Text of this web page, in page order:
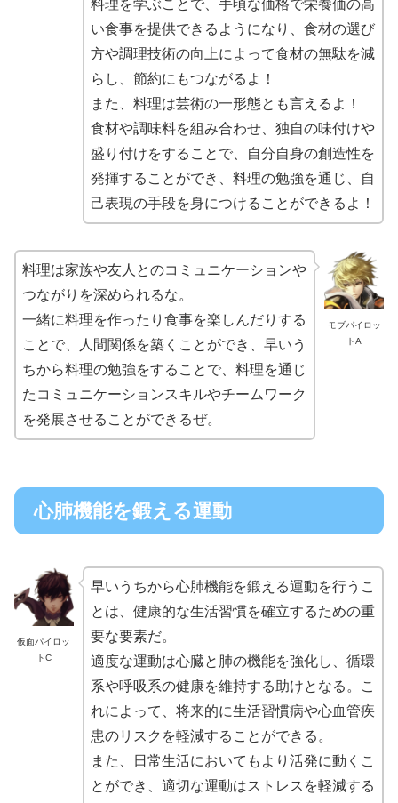
料理を学ぶことで、手頃な価格で栄養価の高
い食事を提供できるようになり、食材の選び
方や調理技術の向上によって食材の無駄を減
らし、節約にもつながるよ！
また、料理は芸術の一形態とも言えるよ！
食材や調味料を組み合わせ、独自の味付けや
盛り付けをすることで、自分自身の創造性を
発揮することができ、料理の勉強を通じ、自
己表現の手段を身につけることができるよ！
モブパイロッ
トA
料理は家族や友人とのコミュニケーションや
つながりを深められるな。
一緒に料理を作ったり食事を楽しんだりする
ことで、人間関係を築くことができ、早いう
ちから料理の勉強をすることで、料理を通じ
たコミュニケーションスキルやチームワーク
を発展させることができるぜ。
心肺機能を鍛える運動
仮面パイロッ
トC
早いうちから心肺機能を鍛える運動を行うこ
とは、健康的な生活習慣を確立するための重
要な要素だ。
適度な運動は心臓と肺の機能を強化し、循環
系や呼吸系の健康を維持する助けとなる。こ
れによって、将来的に生活習慣病や心血管疾
患のリスクを軽減することができる。
また、日常生活においてもより活発に動くこ
とができ、適切な運動はストレスを軽減する